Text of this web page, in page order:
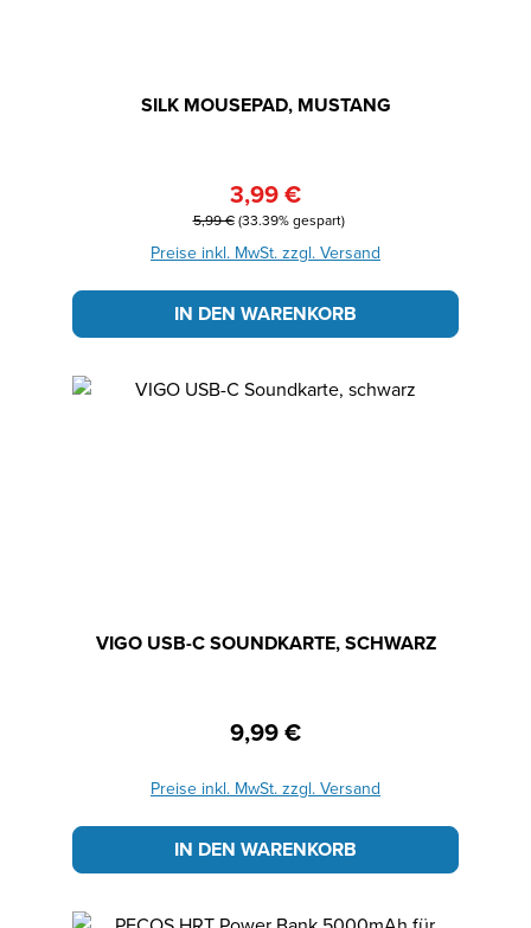
SILK MOUSEPAD, MUSTANG
Verkaufspreis:
3,99 €
Regulärer Preis:
5,99 €(33.39% gespart)
Preise inkl. MwSt. zzgl. Versand
IN DEN WARENKORB
VIGO USB-C SOUNDKARTE, SCHWARZ
Regulärer Preis:
9,99 €
Preise inkl. MwSt. zzgl. Versand
IN DEN WARENKORB